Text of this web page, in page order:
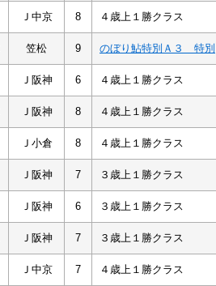
Ｊ中京 8 ４歳上１勝クラス
笠松 9 のぼり鮎特別Ａ３ 特別
Ｊ阪神 6 ４歳上１勝クラス
Ｊ阪神 8 ４歳上１勝クラス
Ｊ小倉 8 ４歳上１勝クラス
Ｊ阪神 7 ３歳上１勝クラス
Ｊ阪神 6 ３歳上１勝クラス
Ｊ阪神 7 ３歳上１勝クラス
Ｊ中京 7 ４歳上１勝クラス